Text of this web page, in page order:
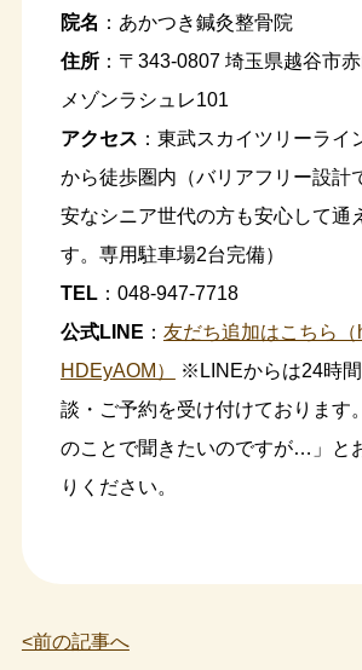
院名 ：あかつき鍼灸整骨院
住所：〒343-0807 埼玉県越谷市
メゾンラシュレ101
アクセス ：東武スカイツリーライ
から徒歩圏内（バリアフリー設計
安なシニア世代の方も安心して通
す。専用駐車場2台完備）
TEL：048-947-7718
公式LINE ： 友だち追加はこちら（
HDEyAOM）
※LINEからは24時
談・ご予約を受け付けております
のことで聞きたいのですが…」と
りください。
<前の記事へ